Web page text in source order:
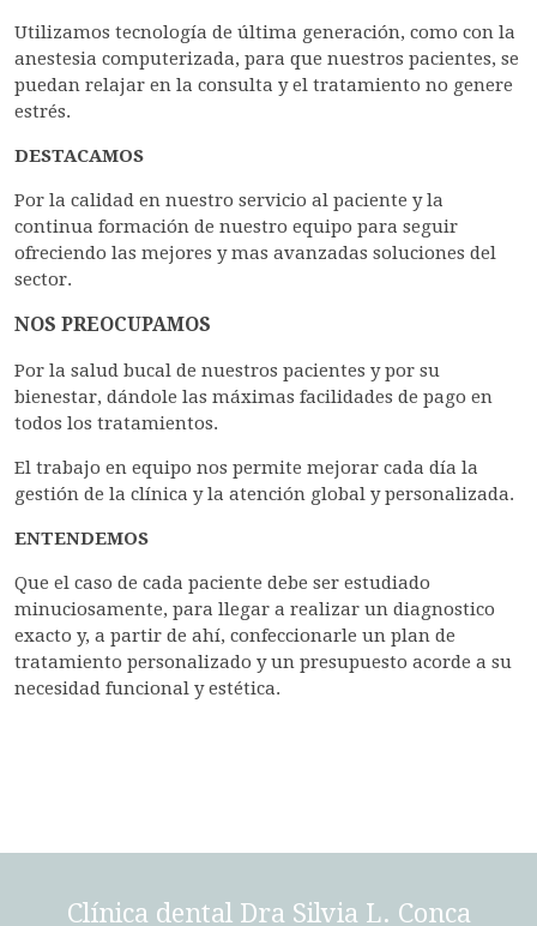
Utilizamos tecnología de última generación, como con la
anestesia computerizada, para que nuestros pacientes, se
puedan relajar en la consulta y el tratamiento no genere
estrés.
DESTACAMOS
Por la calidad en nuestro servicio al paciente y la
continua formación de nuestro equipo para seguir
ofreciendo las mejores y mas avanzadas soluciones del
sector.
NOS PREOCUPAMOS
Por la salud bucal de nuestros pacientes y por su
bienestar, dándole las máximas facilidades de pago en
todos los tratamientos.
El trabajo en equipo nos permite mejorar cada día la
gestión de la clínica y la atención global y personalizada.
ENTENDEMOS
Que el caso de cada paciente debe ser estudiado
minuciosamente, para llegar a realizar un diagnostico
exacto y, a partir de ahí, confeccionarle un plan de
tratamiento personalizado y un presupuesto acorde a su
necesidad funcional y estética.
Clínica dental Dra Silvia L. Conca